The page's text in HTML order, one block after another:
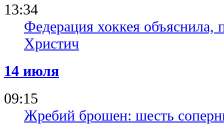
13:34
Федерация хоккея
Христич
14 июля
09:15
Жребий брошен: шесть